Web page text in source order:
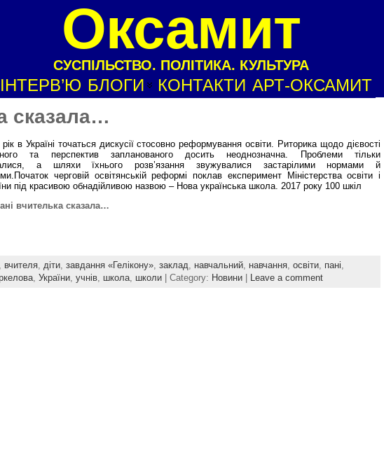
Оксамит
СУСПІЛЬСТВО. ПОЛІТИКА. КУЛЬТУРА
ІНТЕРВ’Ю БЛОГИ КОНТАКТИ АРТ-ОКСАМИТ
сказала…
в Україні точаться дискусії стосовно реформування освіти. Риторика щодо дієвості
та перспектив запланованого досить неоднозначна. Проблеми тільки
а шляхи їхнього розв’язання звужувалися застарілими нормами й
черговій освітянській реформі поклав експеримент Міністерства освіти і
під красивою обнадійливою назвою – Нова українська школа. 2017 року 100 шкіл
вчителька сказала…
вчителя діти завдання «Гелікону» заклад навчальний навчання освіти пані
України учнів школа школи | Category: Новини | Leave a comment